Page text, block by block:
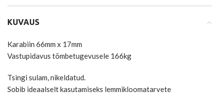
KUVAUS
Karabiin 66mm x 17mm
Vastupidavus tõmbetugevusele 166kg
Tsingi sulam, nikeldatud.
Sobib ideaalselt kasutamiseks lemmikloomatarvete